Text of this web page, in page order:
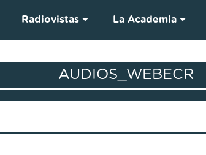
Radiovistas La Academia
AUDIOS_WEBECR